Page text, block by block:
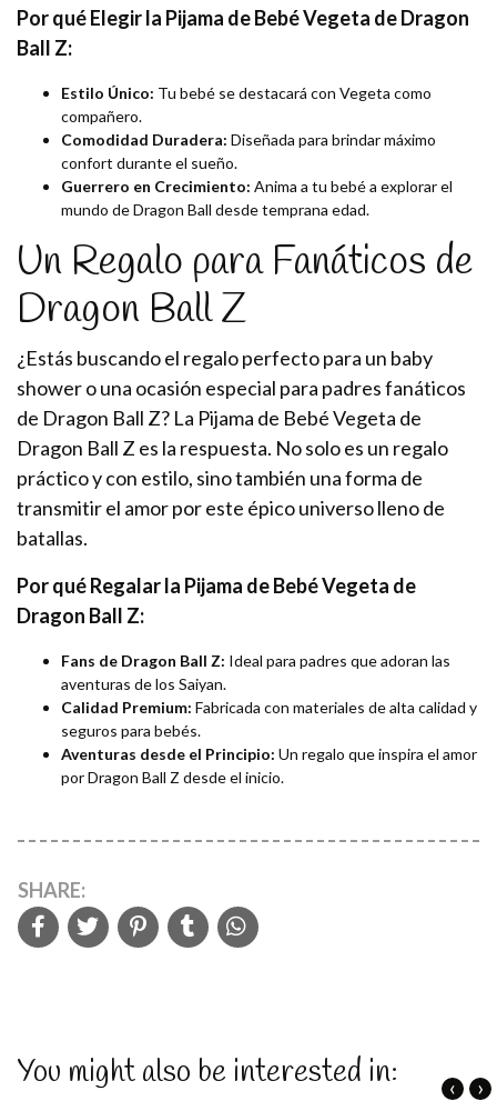
Por qué Elegir la Pijama de Bebé Vegeta de Dragon
Ball Z:
Estilo Único: Tu bebé se destacará con Vegeta como
compañero.
Comodidad Duradera: Diseñada para brindar máximo
confort durante el sueño.
Guerrero en Crecimiento: Anima a tu bebé a explorar el
mundo de Dragon Ball desde temprana edad.
Un Regalo para Fanáticos de
Dragon Ball Z
¿Estás buscando el regalo perfecto para un baby
shower o una ocasión especial para padres fanáticos
de Dragon Ball Z? La Pijama de Bebé Vegeta de
Dragon Ball Z es la respuesta. No solo es un regalo
práctico y con estilo, sino también una forma de
transmitir el amor por este épico universo lleno de
batallas.
Por qué Regalar la Pijama de Bebé Vegeta de
Dragon Ball Z:
Fans de Dragon Ball Z: Ideal para padres que adoran las
aventuras de los Saiyan.
Calidad Premium: Fabricada con materiales de alta calidad y
seguros para bebés.
Aventuras desde el Principio: Un regalo que inspira el amor
por Dragon Ball Z desde el inicio.
SHARE:
You might also be interested in: ‹ ›